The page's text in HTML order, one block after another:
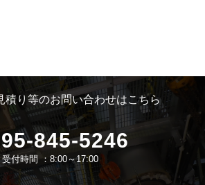
積り等のお問い合わせはこちら
845-5246
受付時間 ：8:00～17:00